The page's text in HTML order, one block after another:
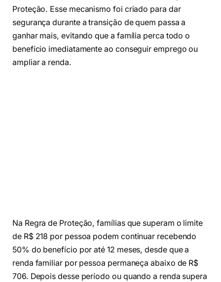
Proteção. Esse mecanismo foi criado para dar
segurança durante a transição de quem passa a
ganhar mais, evitando que a família perca todo o
benefício imediatamente ao conseguir emprego ou
ampliar a renda.
Na Regra de Proteção, famílias que superam o limite
de R$ 218 por pessoa podem continuar recebendo
50% do benefício por até 12 meses, desde que a
renda familiar por pessoa permaneça abaixo de R$
706. Depois desse período ou quando a renda supera